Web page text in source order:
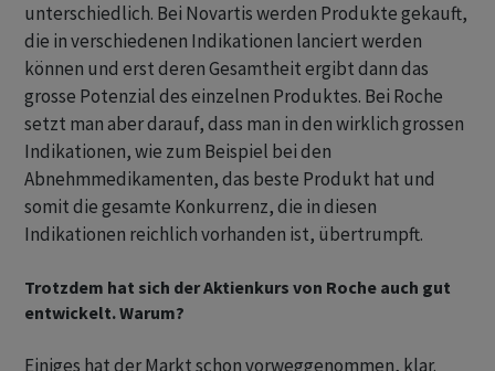
unterschiedlich. Bei Novartis werden Produkte gekauft,
die in verschiedenen Indikationen lanciert werden
können und erst deren Gesamtheit ergibt dann das
grosse Potenzial des einzelnen Produktes. Bei Roche
setzt man aber darauf, dass man in den wirklich grossen
Indikationen, wie zum Beispiel bei den
Abnehmmedikamenten, das beste Produkt hat und
somit die gesamte Konkurrenz, die in diesen
Indikationen reichlich vorhanden ist, übertrumpft.
Trotzdem hat sich der Aktienkurs von Roche auch gut
entwickelt. Warum?
Einiges hat der Markt schon vorweggenommen, klar.